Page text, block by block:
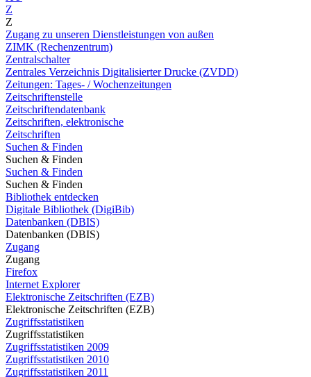
Z
Z
Zugang zu unseren Dienstleistungen von außen
ZIMK (Rechenzentrum)
Zentralschalter
Zentrales Verzeichnis Digitalisierter Drucke (ZVDD)
Zeitungen: Tages- / Wochenzeitungen
Zeitschriftenstelle
Zeitschriftendatenbank
Zeitschriften, elektronische
Zeitschriften
Suchen & Finden
Suchen & Finden
Suchen & Finden
Suchen & Finden
Bibliothek entdecken
Digitale Bibliothek (DigiBib)
Datenbanken (DBIS)
Datenbanken (DBIS)
Zugang
Zugang
Firefox
Internet Explorer
Elektronische Zeitschriften (EZB)
Elektronische Zeitschriften (EZB)
Zugriffsstatistiken
Zugriffsstatistiken
Zugriffsstatistiken 2009
Zugriffsstatistiken 2010
Zugriffsstatistiken 2011